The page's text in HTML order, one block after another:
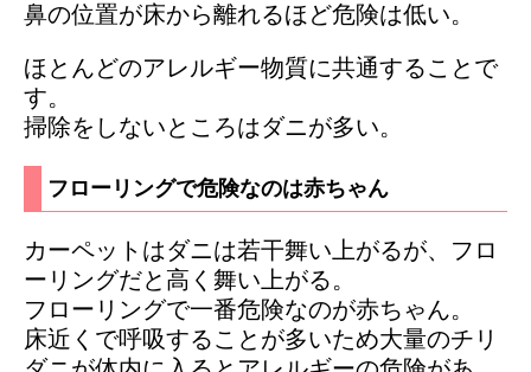
鼻の位置が床から離れるほど危険は低い。
ほとんどのアレルギー物質に共通することで
す。
掃除をしないところはダニが多い。
フローリングで危険なのは赤ちゃん
カーペットはダニは若干舞い上がるが、フロ
ーリングだと高く舞い上がる。
フローリングで一番危険なのが赤ちゃん。
床近くで呼吸することが多いため大量のチリ